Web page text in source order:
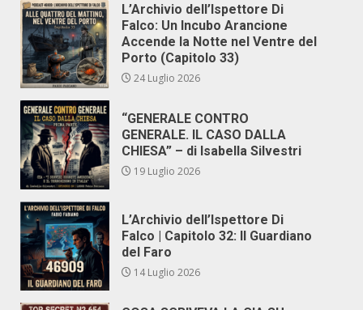
L’Archivio dell’Ispettore Di
Falco: Un Incubo Arancione
Accende la Notte nel Ventre del
Porto (Capitolo 33)
24 Luglio 2026
“GENERALE CONTRO
GENERALE. IL CASO DALLA
CHIESA” – di Isabella Silvestri
19 Luglio 2026
L’Archivio dell’Ispettore Di
Falco | Capitolo 32: Il Guardiano
del Faro
14 Luglio 2026